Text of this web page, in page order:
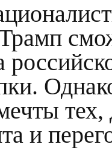
тех,
и